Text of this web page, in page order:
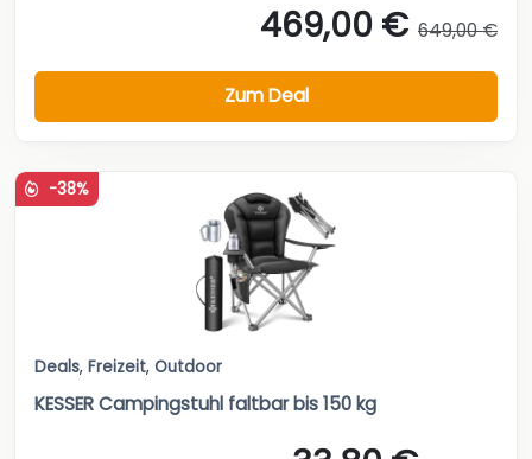
469,00 € 649,00 €
Zum Deal
-38%
Deals, Freizeit, Outdoor
KESSER Campingstuhl faltbar bis 150 kg